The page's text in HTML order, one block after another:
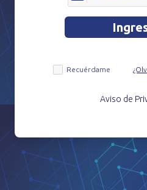
CheckRecuérdame
Aviso de